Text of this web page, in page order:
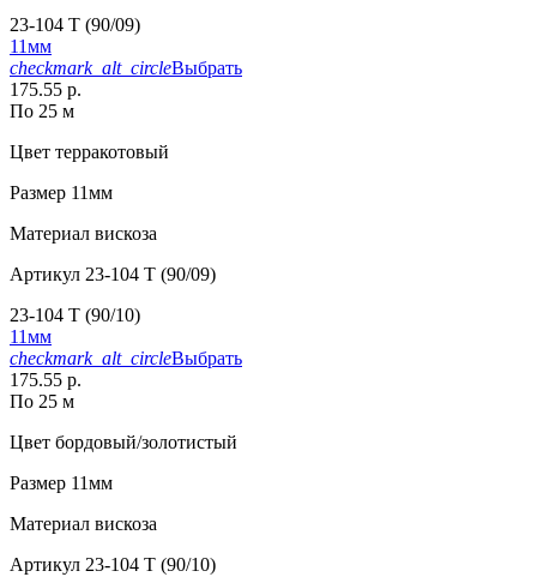
23-104 T (90/09)
11мм
checkmark_alt_circleВыбрать
175.55 р.
По 25 м
Цвет терракотовый
Размер 11мм
Материал вискоза
Артикул 23-104 T (90/09)
23-104 T (90/10)
11мм
checkmark_alt_circleВыбрать
175.55 р.
По 25 м
Цвет бордовый/золотистый
Размер 11мм
Материал вискоза
Артикул 23-104 T (90/10)